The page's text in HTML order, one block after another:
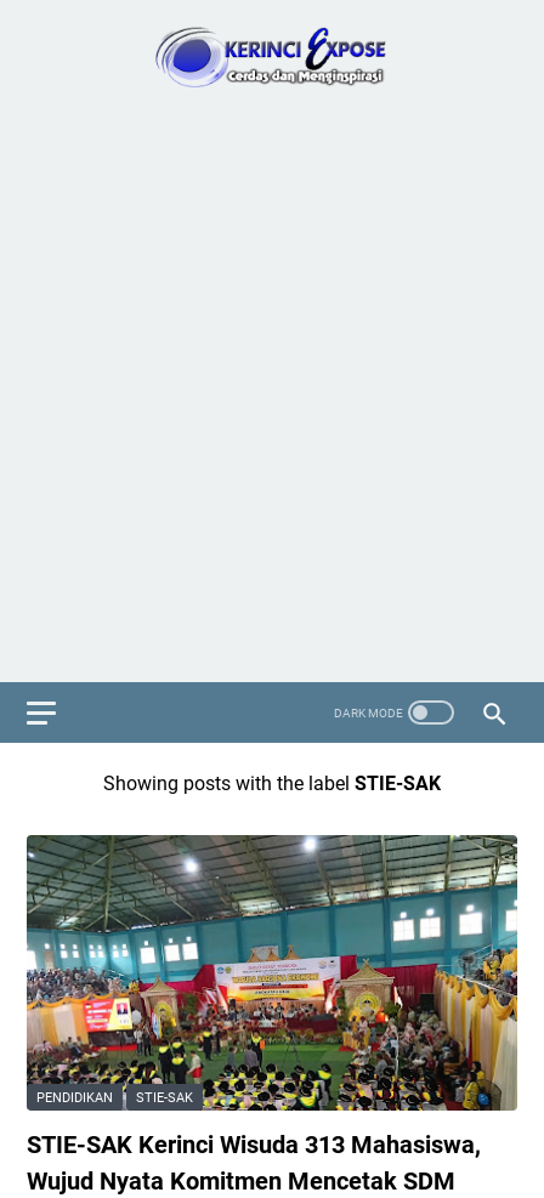
Showing posts with the label STIE-SAK
PENDIDIKAN STIE-SAK
STIE-SAK Kerinci Wisuda 313 Mahasiswa,
Wujud Nyata Komitmen Mencetak SDM